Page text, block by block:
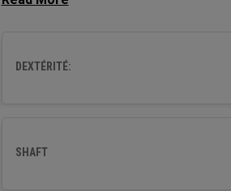
DEXTÉRITÉ:
SHAFT